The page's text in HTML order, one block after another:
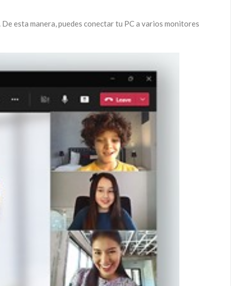
esta manera, puedes conectar tu PC a varios monitores